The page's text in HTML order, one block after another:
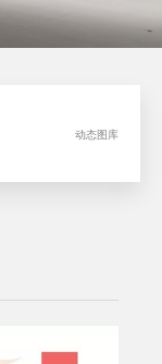
动态图库